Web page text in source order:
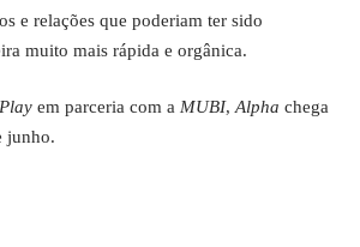
e relações que poderiam ter sido
muito mais rápida e orgânica.
em parceria com a MUBI, Alpha chega
junho.